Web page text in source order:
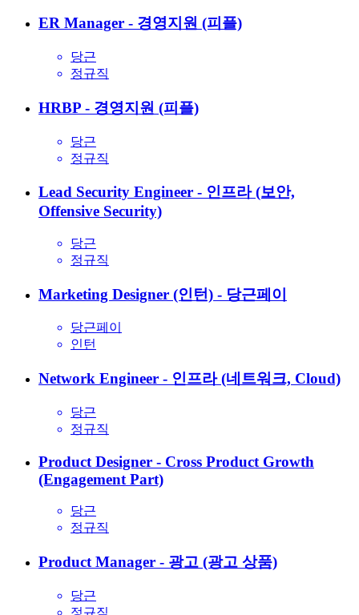
ER Manager - 경영지원 (피플)
당근
정규직
HRBP - 경영지원 (피플)
당근
정규직
Lead Security Engineer - 인프라 (보안,
Offensive Security)
당근
정규직
Marketing Designer (인턴) - 당근페이
당근페이
인턴
Network Engineer - 인프라 (네트워크, Cloud)
당근
정규직
Product Designer - Cross Product Growth
(Engagement Part)
당근
정규직
Product Manager - 광고 (광고 상품)
당근
정규직